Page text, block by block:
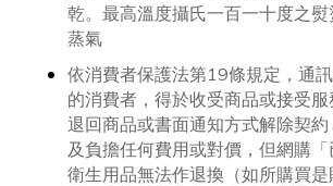
乾。最高溫度攝氏一百一十度之
蒸氣
依消費者保護法第19條規定，通
的消費者，得於收受商品或接受
退回商品或書面通知方式解除契
及負擔任何費用或對價，但網購「
衛生用品無法作退換（如所購買